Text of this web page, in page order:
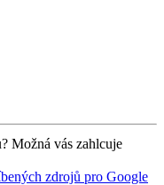
Možná vás zahlcuje
zdrojů pro Google